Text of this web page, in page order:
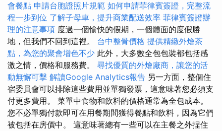
會餐點 申請台胞證照片規範 如何申請菲律賓簽證，完整流
程一步到位 了解子母車，提升商業配送效率 菲律賓簽證辦
理的注意事項 度過一個愉快的假期，一個體面的度假勝
地，但我們不回到這裡。 台中整骨價格 提供精緻外燴茶
點，為您的聚會增色不少 此外，大多數全包包裝都包括感
激之情，價格和服務費。 尋找優質的外燴廠商，讓您的活
動無懈可擊 解讀Google Analytics報告 另一方面，整個住
宿委員會可以排除這些費用並單獨發票，這意味著您必須支
付更多費用。 菜單中食物和飲料的價格通常為全包成本。
您不必單獨付款即可在用餐期間獲得餐點和飲料，因為它們
被包括在房價中。 這意味著總有一些可以在主餐之外捏住